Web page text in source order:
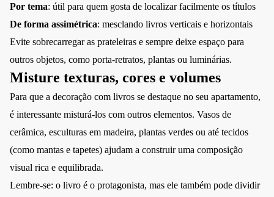
Por tema: útil para quem gosta de localizar facilmente os títulos
De forma assimétrica: mesclando livros verticais e horizontais
Evite sobrecarregar as prateleiras e sempre deixe espaço para
outros objetos, como porta-retratos, plantas ou luminárias.
Misture texturas, cores e volumes
Para que a decoração com livros se destaque no seu apartamento,
é interessante misturá-los com outros elementos. Vasos de
cerâmica, esculturas em madeira, plantas verdes ou até tecidos
(como mantas e tapetes) ajudam a construir uma composição
visual rica e equilibrada.
Lembre-se: o livro é o protagonista, mas ele também pode dividir